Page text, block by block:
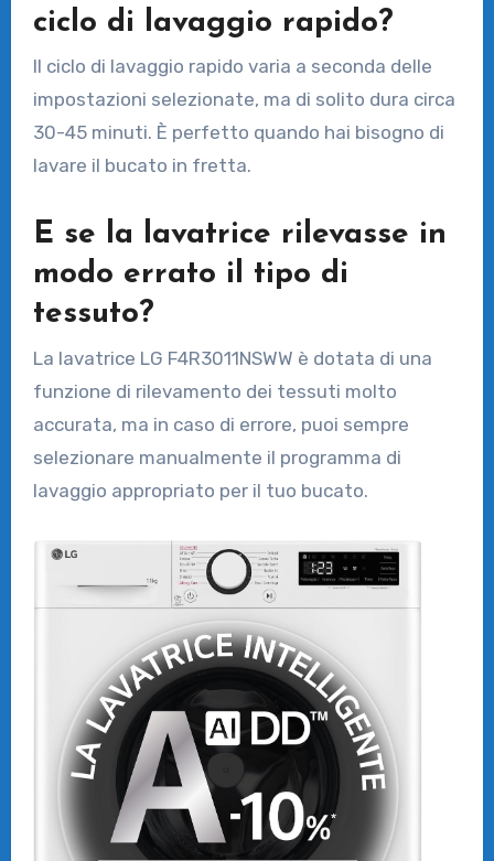
ciclo di lavaggio rapido?
Il ciclo di lavaggio rapido varia a seconda delle
impostazioni selezionate, ma di solito dura circa
30-45 minuti. È perfetto quando hai bisogno di
lavare il bucato in fretta.
E se la lavatrice rilevasse in
modo errato il tipo di
tessuto?
La lavatrice LG F4R3011NSWW è dotata di una
funzione di rilevamento dei tessuti molto
accurata, ma in caso di errore, puoi sempre
selezionare manualmente il programma di
lavaggio appropriato per il tuo bucato.